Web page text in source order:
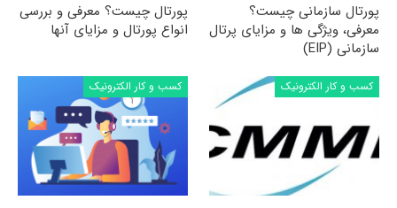
پورتال سازمانی چیست؟
معرفی، ویژگی ها و مزایای پرتال
سازمانی (EIP)
پورتال چیست؟ معرفی و بررسی
انواع پورتال و مزایای آنها
کسب و کار الکترونیک کسب و کار الکترونیک